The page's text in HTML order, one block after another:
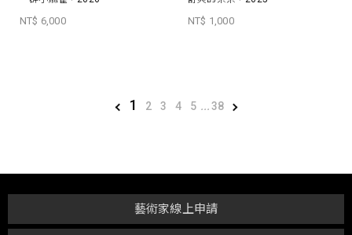
NT$ 6,000 NT$ 1,000
1 2 3 4 5 ...38
藝術家線上申請